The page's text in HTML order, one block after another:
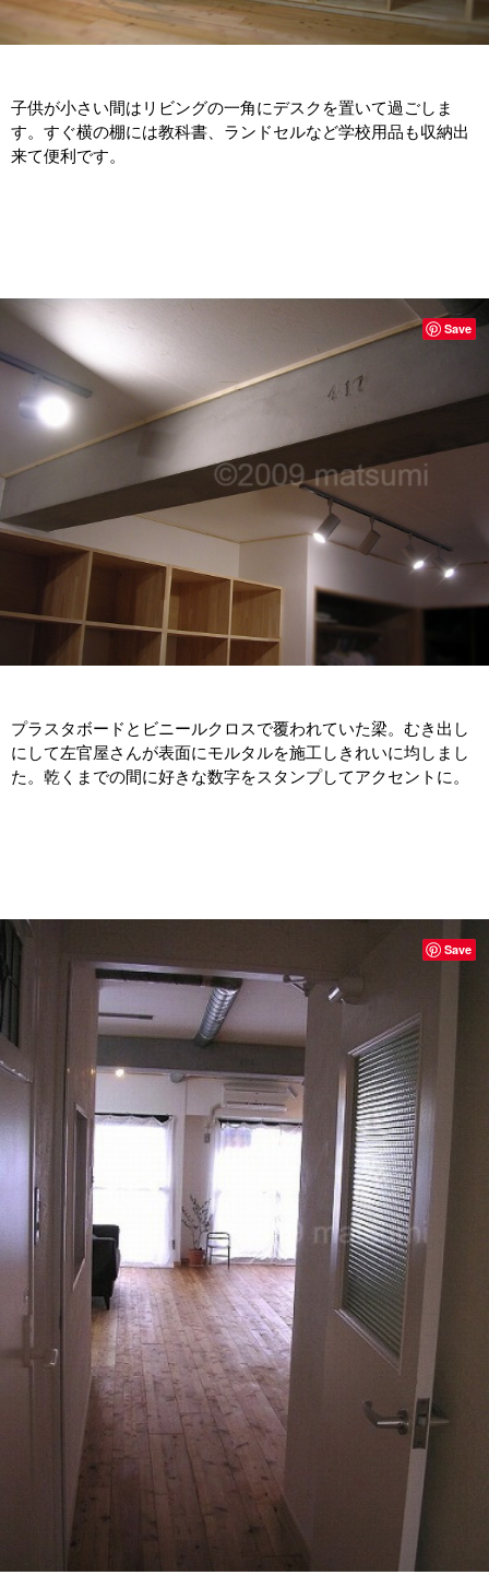
子供が小さい間はリビングの一角にデスクを置いて過ごしま
す。すぐ横の棚には教科書、ランドセルなど学校用品も収納出
来て便利です。
プラスタボードとビニールクロスで覆われていた梁。むき出し
にして左官屋さんが表面にモルタルを施工しきれいに均しまし
た。乾くまでの間に好きな数字をスタンプしてアクセントに。
Save
Save